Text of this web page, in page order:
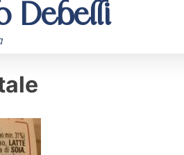
Debelli